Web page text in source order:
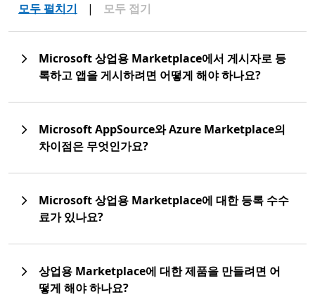
모두 펼치기 | 모두 접기
Microsoft 상업용 Marketplace에서 게시자로 등
록하고 앱을 게시하려면 어떻게 해야 하나요?
Microsoft AppSource와 Azure Marketplace의
차이점은 무엇인가요?
Microsoft 상업용 Marketplace에 대한 등록 수수
료가 있나요?
상업용 Marketplace에 대한 제품을 만들려면 어
떻게 해야 하나요?